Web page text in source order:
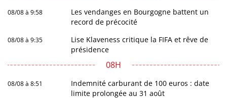
08/08 à 9:58
Les vendanges en Bourgogne battent un
record de précocité
08/08 à 9:35
Lise Klaveness critique la FIFA et rêve de
présidence
08H
08/08 à 8:51
Indemnité carburant de 100 euros : date
limite prolongée au 31 août